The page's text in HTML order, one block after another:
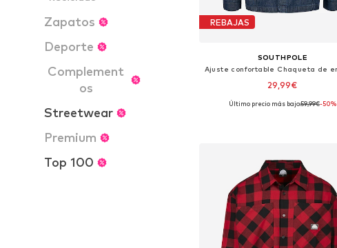
Zapatos
Deporte
Complement
os
Streetwear
Premium
Top 100
REBAJAS
SOUTHPOLE
29,99€
Tallas disponibles: M
Último precio más bajo:59,99€-50%